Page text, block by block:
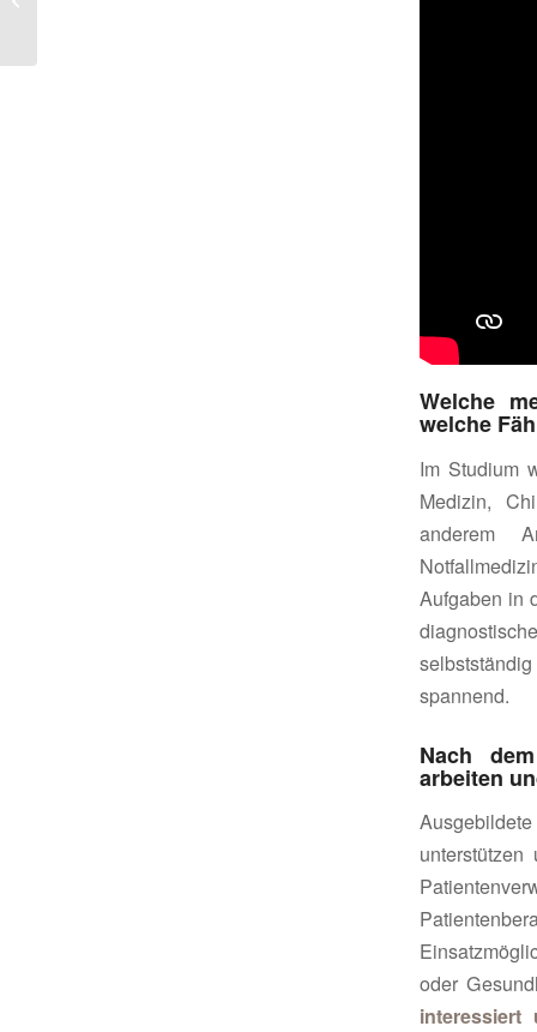
Welche
welche
Im Studium
Medizin,
anderem
Aufgaben in
spannend.
Nach
arbeiten
oder
interessiert